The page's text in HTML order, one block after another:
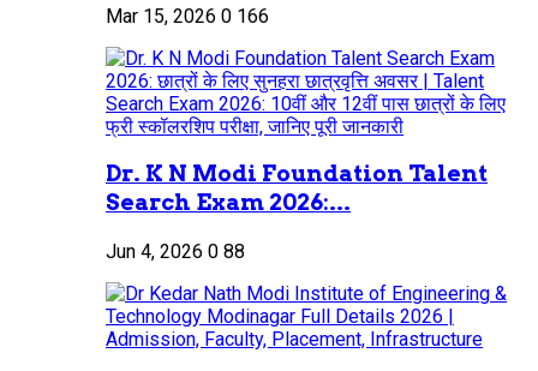
Mar 15, 2026 0 166
Dr. K N Modi Foundation Talent
Search Exam 2026:...
Jun 4, 2026 0 88